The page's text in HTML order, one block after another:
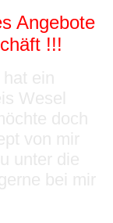
Angebote
!!!